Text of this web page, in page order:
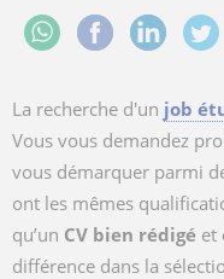
La recherche d'un job
Vous vous demandez
vous démarquer parmi
ont les mêmes
qu’un CV bien rédigé et
différence dans la